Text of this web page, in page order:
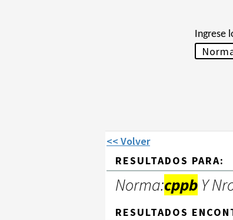
Ingrese
<< Volver
RESULTADOS PARA:
Norma:cppb Y
RESULTADOS